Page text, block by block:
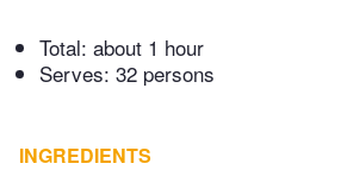
Total: about 1 hour
Serves: 32 persons
INGREDIENTS